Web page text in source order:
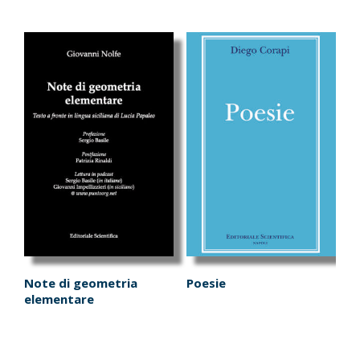
Note di geometria
elementare
Poesie